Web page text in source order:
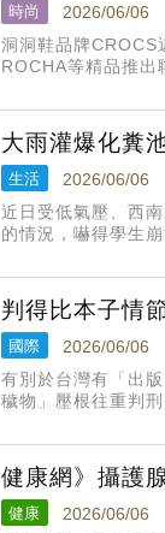
時尚 2026/06/06
洞洞鞋品牌CROCS
ROCHA等精品推
大雨灌爆化糞
生活 2026/06/06
近日受低氣壓、西
的情況，嚇得學生
軍」攻佔，包含牆面
判得比本子情
國際 2026/06/06
有別於台灣有「出
穢物」壓根往重判
讓許多圈內作者刪
健康網》攝護
健康 2026/06/06